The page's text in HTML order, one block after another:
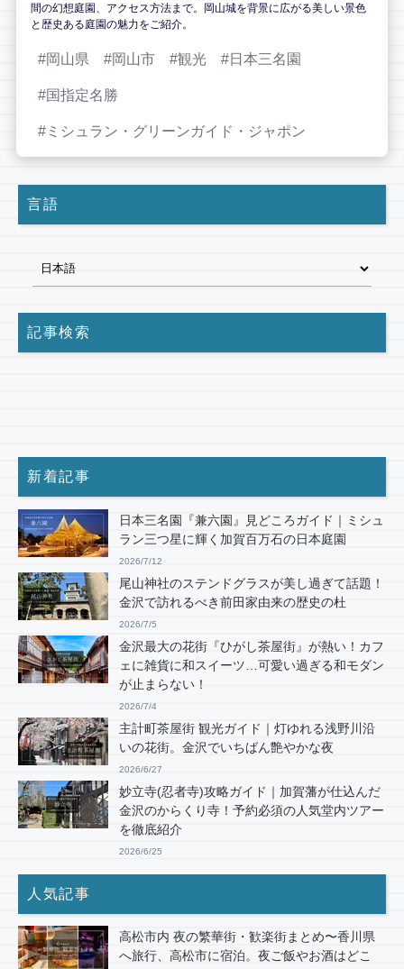
間の幻想庭園、アクセス方法まで。岡山城を背景に広がる美しい景色
と歴史ある庭園の魅力をご紹介。
岡山県 岡山市 観光 日本三名園
国指定名勝
ミシュラン・グリーンガイド・ジャポン
言語
記事検索
新着記事
日本三名園『兼六園』見どころガイド｜ミシュ
ラン三つ星に輝く加賀百万石の日本庭園
2026/7/12
尾山神社のステンドグラスが美し過ぎて話題！
金沢で訪れるべき前田家由来の歴史の杜
2026/7/5
金沢最大の花街『ひがし茶屋街』が熱い！カフ
ェに雑貨に和スイーツ…可愛い過ぎる和モダン
が止まらない！
2026/7/4
主計町茶屋街 観光ガイド｜灯ゆれる浅野川沿
いの花街。金沢でいちばん艶やかな夜
2026/6/27
妙立寺(忍者寺)攻略ガイド｜加賀藩が仕込んだ
金沢のからくり寺！予約必須の人気堂内ツアー
を徹底紹介
2026/6/25
人気記事
高松市内 夜の繁華街・歓楽街まとめ〜香川県
へ旅行、高松市に宿泊。夜ご飯やお酒はどこ